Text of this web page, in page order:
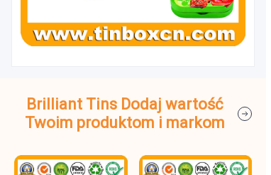
Brilliant Tins Dodaj wartość
Twoim produktom i markom